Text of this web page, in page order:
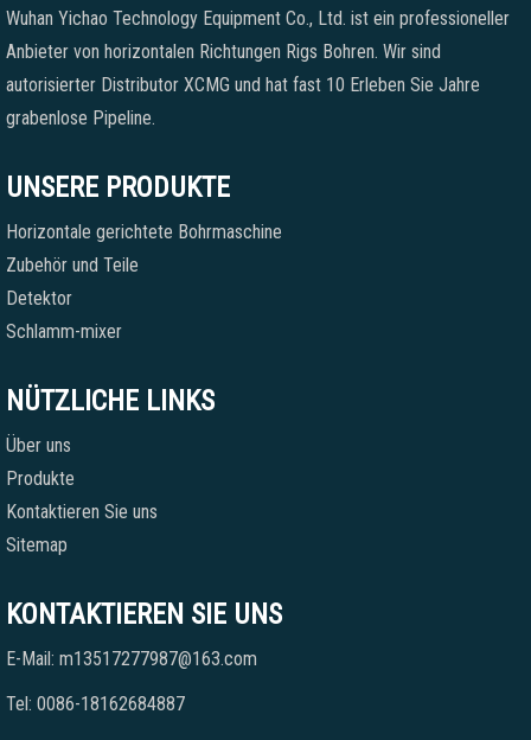
Wuhan Yichao Technology Equipment Co., Ltd. ist ein professioneller
Anbieter von horizontalen Richtungen Rigs Bohren. Wir sind
autorisierter Distributor XCMG und hat fast 10 Erleben Sie Jahre
grabenlose Pipeline.
UNSERE PRODUKTE
Horizontale gerichtete Bohrmaschine
Zubehör und Teile
Detektor
Schlamm-mixer
NÜTZLICHE LINKS
Über uns
Produkte
Kontaktieren Sie uns
Sitemap
KONTAKTIEREN SIE UNS
E-Mail: m13517277987@163.com
Tel: 0086-18162684887